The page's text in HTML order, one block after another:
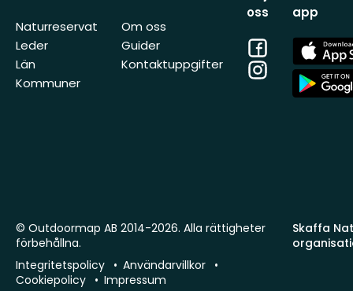
Naturreservat
Leder
Län
Kommuner
Om oss
Guider
Kontaktuppgifter
oss
Facebook
Instagram
app
App
Store
App
Store
Skaffa
© Outdoormap AB 2014-2026. Alla rättigheter
förbehållna.
Integritetspolicy
Användarvillkor
Cookiepolicy
Impressum